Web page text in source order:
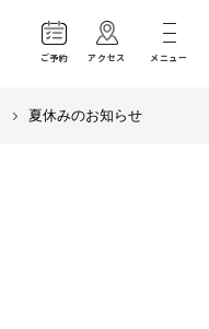
ご予約 アクセス メニュー
夏休みのお知らせ